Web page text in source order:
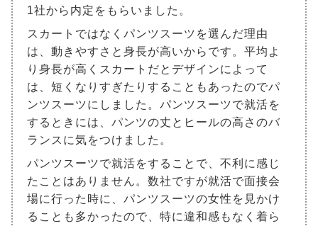
1社から内定をもらいました。
スカートではなくパンツスーツを選んだ理由
は、動きやすさと身長が高いからです。平均よ
り身長が高くスカートだとデザインによって
は、短くなりすぎたりすることもあったのでパ
ンツスーツにしました。パンツスーツで就活を
するときには、パンツの丈とヒールの高さのバ
ランスに気をつけました。
パンツスーツで就活をすることで、不利に感じ
たことはありません。数社ですが就活で面接会
場に行った時に、パンツスーツの女性を見かけ
ることも多かったので、特に違和感もなく着ら